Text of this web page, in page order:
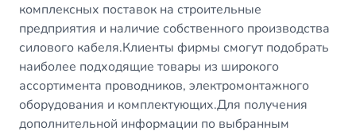
комплексных поставок на строительные
предприятия и наличие собственного производства
силового кабеля.Клиенты фирмы смогут подобрать
наиболее подходящие товары из широкого
ассортимента проводников, электромонтажного
оборудования и комплектующих.Для получения
дополнительной информации по выбранным